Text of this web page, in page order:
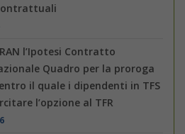
l’Ipotesi Contratto
Quadro per la proroga
il quale i dipendenti in TFS
l’opzione al TFR